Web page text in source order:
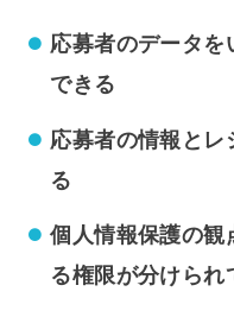
応募者のデータを
できる
応募者の情報とレ
る
個人情報保護の観
る権限が分けられ